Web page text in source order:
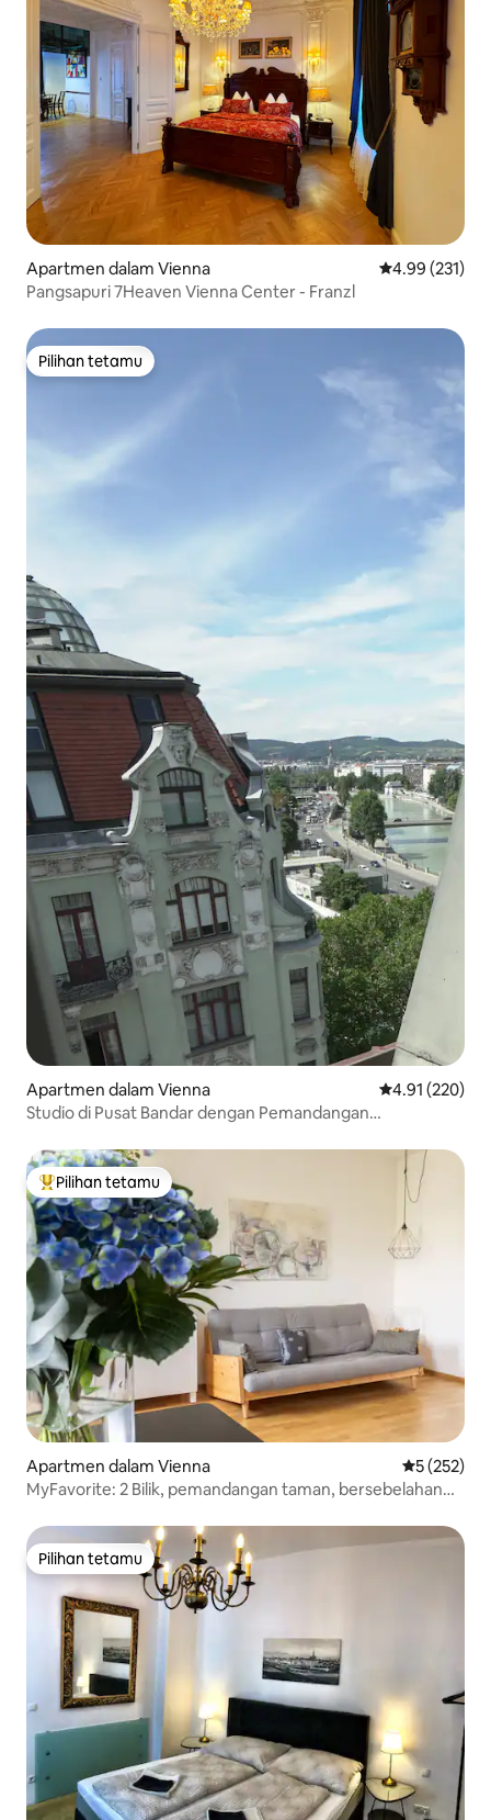
Apartmen dalam Vienna Penarafan
4.99 (231)
Pangsapuri 7Heaven Vienna Center - Franzl
Pilihan tetamu
Pilihan tetamu
Apartmen dalam Vienna Penarafan
4.91 (220)
Studio di Pusat Bandar dengan Pemandangan
Pilihan utama tetamu
Pilihan tetamu
Apartmen dalam Vienna Penarafan
5 (252)
MyFavorite: 2 Bilik, pemandangan taman, bersebelahan
Pilihan tetamu
Pilihan tetamu